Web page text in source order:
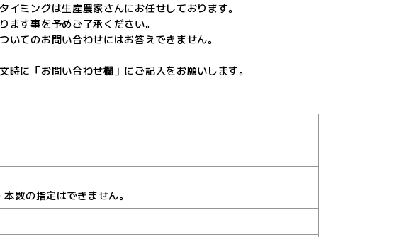
ミングは生産農家さんにお任せしております。
す事を予めご了承ください。
てのお問い合わせにはお答えできません。
に「お問い合わせ欄」にご記入をお願いします。
数の指定はできません。